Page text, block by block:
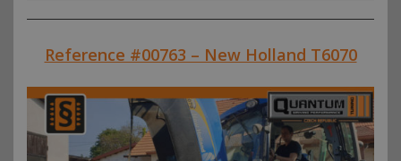
Reference #00763 – New Holland T6070